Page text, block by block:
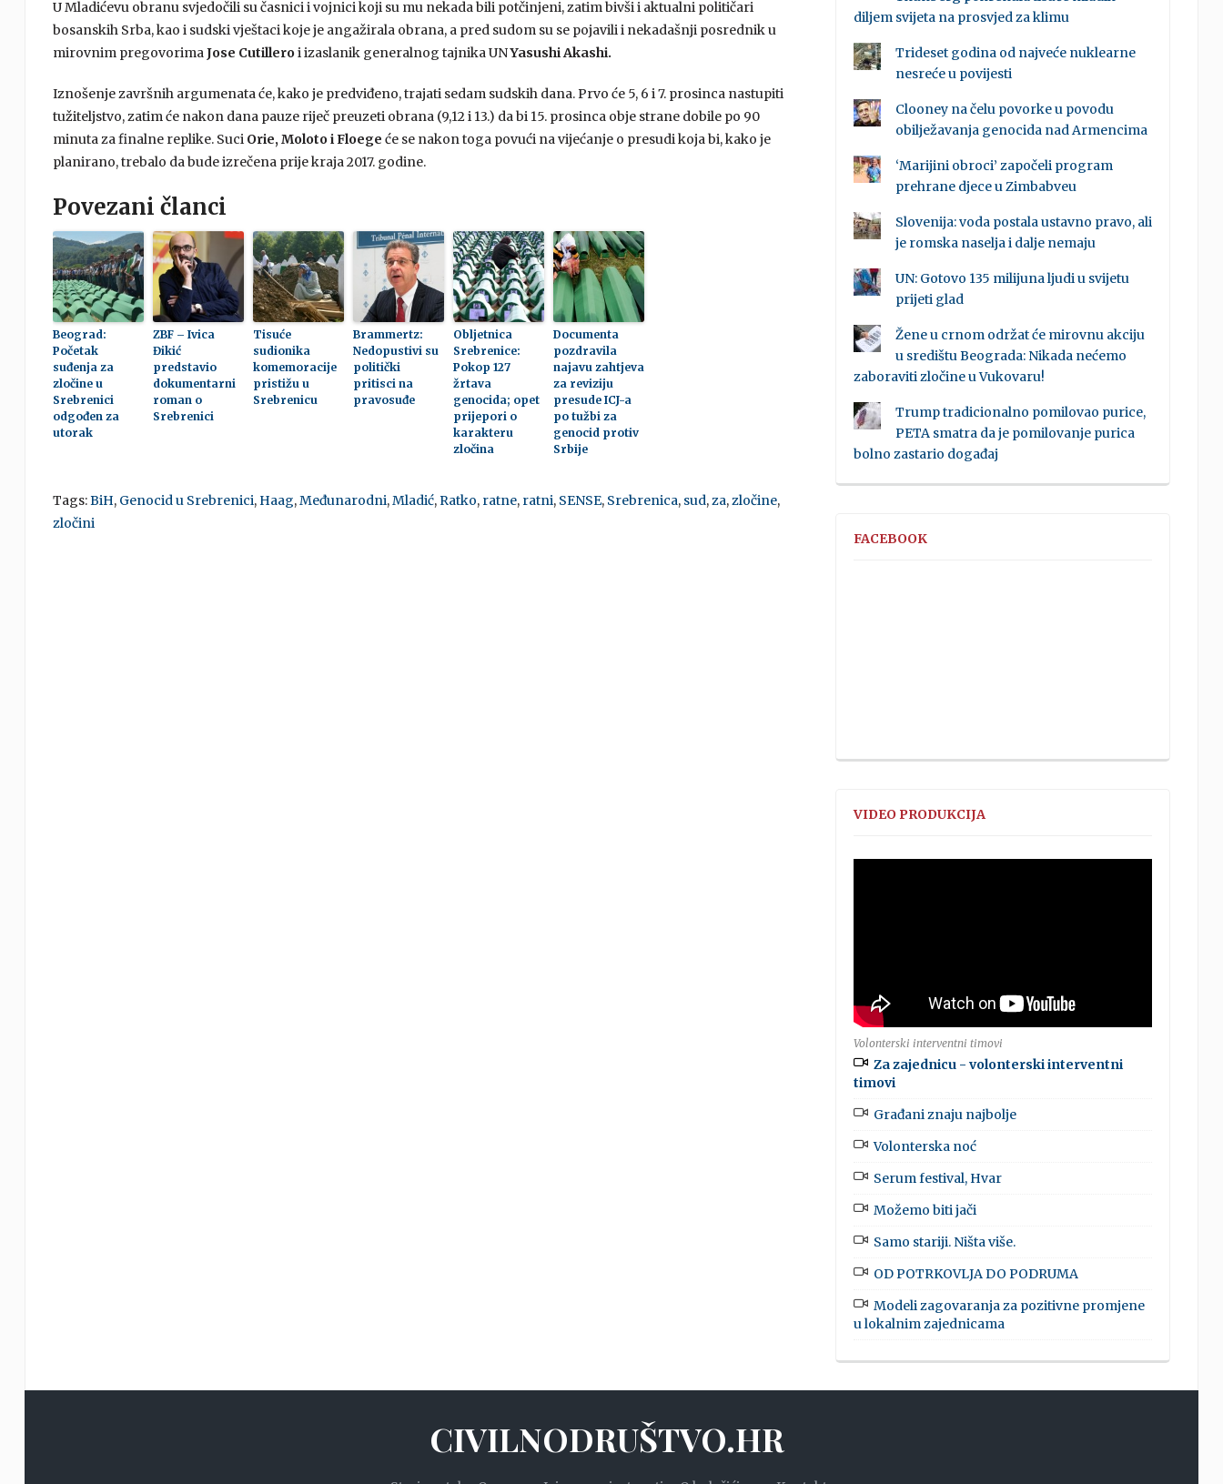
U Mladićevu obranu svjedočili su časnici i vojnici koji su mu nekada bili potčinjeni, zatim bivši i aktualni političari
bosanskih Srba, kao i sudski vještaci koje je angažirala obrana, a pred sudom su se pojavili i nekadašnji posrednik u
mirovnim pregovorimaJose Cutilleroi izaslanik generalnog tajnika UNYasushi Akashi.
Iznošenje završnih argumenata će, kako je predviđeno, trajati sedam sudskih dana. Prvo će 5, 6 i 7. prosinca nastupiti
tužiteljstvo, zatim će nakon dana pauze riječ preuzeti obrana (9,12 i 13.) da bi 15. prosinca obje strane dobile po 90
minuta za finalne replike. Suci Orie, Moloto i Floege će se nakon toga povući na vijećanje o presudi koja bi, kako je
planirano, trebalo da bude izrečena prije kraja 2017. godine.
Povezani članci
Beograd:
Početak
suđenja za
zločine u
Srebrenici
odgođen za
utorak
ZBF – Ivica
Đikić
predstavio
dokumentarni
roman o
Srebrenici
Tisuće
sudionika
komemoracije
pristižu u
Srebrenicu
Brammertz:
Nedopustivi su
politički
pritisci na
pravosuđe
Obljetnica
Srebrenice:
Pokop 127
žrtava
genocida; opet
prijepori o
karakteru
zločina
Documenta
pozdravila
najavu zahtjeva
za reviziju
presude ICJ-a
po tužbi za
genocid protiv
Srbije
Tags:BiH, Genocid u Srebrenici, Haag,Međunarodni,Mladić,Ratko, ratne, ratni, SENSE, Srebrenica, sud,za,zločine,
zločini
diljem svijeta na prosvjed za klimu
Trideset godina od najveće nuklearne
nesreće u povijesti
Clooney na čelu povorke u povodu
obilježavanja genocida nad Armencima
‘Marijini obroci’ započeli program
prehrane djece u Zimbabveu
Slovenija: voda postala ustavno pravo, ali
je romska naselja i dalje nemaju
UN: Gotovo 135 milijuna ljudi u svijetu
prijeti glad
Žene u crnom održat će mirovnu akciju
u središtu Beograda: Nikada nećemo
zaboraviti zločine u Vukovaru!
Trump tradicionalno pomilovao purice,
PETA smatra da je pomilovanje purica
bolno zastario događaj
FACEBOOK
VIDEO PRODUKCIJA
Volonterski interventni timovi
Za zajednicu - volonterski interventni
timovi
Građani znaju najbolje
Volonterska noć
Serum festival, Hvar
Možemo biti jači
Samo stariji. Ništa više.
OD POTRKOVLJA DO PODRUMA
Modeli zagovaranja za pozitivne promjene
u lokalnim zajednicama
CIVILNODRUŠTVO.HR